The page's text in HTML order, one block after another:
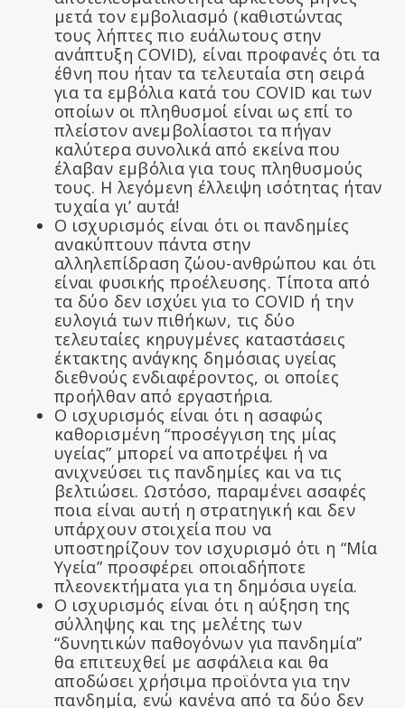
μετά τον εμβολιασμό (καθιστώντας
τους λήπτες πιο ευάλωτους στην
ανάπτυξη COVID), είναι προφανές ότι τα
έθνη που ήταν τα τελευταία στη σειρά
για τα εμβόλια κατά του COVID και των
οποίων οι πληθυσμοί είναι ως επί το
πλείστον ανεμβολίαστοι τα πήγαν
καλύτερα συνολικά από εκείνα που
έλαβαν εμβόλια για τους πληθυσμούς
τους. Η λεγόμενη έλλειψη ισότητας ήταν
τυχαία γι’ αυτά!
Ο ισχυρισμός είναι ότι οι πανδημίες
ανακύπτουν πάντα στην
αλληλεπίδραση ζώου-ανθρώπου και ότι
είναι φυσικής προέλευσης. Τίποτα από
τα δύο δεν ισχύει για το COVID ή την
ευλογιά των πιθήκων, τις δύο
τελευταίες κηρυγμένες καταστάσεις
έκτακτης ανάγκης δημόσιας υγείας
διεθνούς ενδιαφέροντος, οι οποίες
προήλθαν από εργαστήρια.
Ο ισχυρισμός είναι ότι η ασαφώς
καθορισμένη “προσέγγιση της μίας
υγείας” μπορεί να αποτρέψει ή να
ανιχνεύσει τις πανδημίες και να τις
βελτιώσει. Ωστόσο, παραμένει ασαφές
ποια είναι αυτή η στρατηγική και δεν
υπάρχουν στοιχεία που να
υποστηρίζουν τον ισχυρισμό ότι η “Μία
Υγεία” προσφέρει οποιαδήποτε
πλεονεκτήματα για τη δημόσια υγεία.
Ο ισχυρισμός είναι ότι η αύξηση της
σύλληψης και της μελέτης των
“δυνητικών παθογόνων για πανδημία”
θα επιτευχθεί με ασφάλεια και θα
αποδώσει χρήσιμα προϊόντα για την
πανδημία, ενώ κανένα από τα δύο δεν